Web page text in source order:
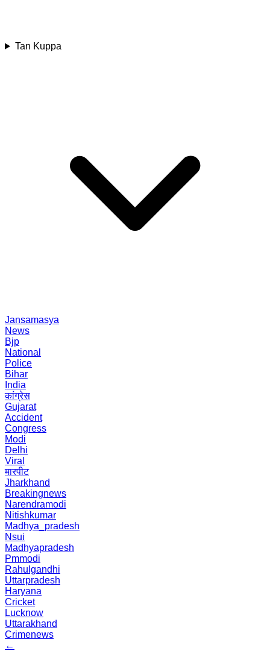
Tan Kuppa
Jansamasya
News
Bjp
National
Police
Bihar
India
कांग्रेस
Gujarat
Accident
Congress
Modi
Delhi
Viral
मारपीट
Jharkhand
Breakingnews
Narendramodi
Nitishkumar
Madhya_pradesh
Nsui
Madhyapradesh
Pmmodi
Rahulgandhi
Uttarpradesh
Haryana
Cricket
Lucknow
Uttarakhand
Crimenews
←